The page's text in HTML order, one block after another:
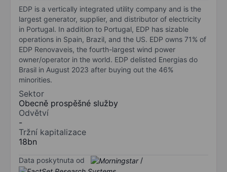
EDP is a vertically integrated utility company and is the
largest generator, supplier, and distributor of electricity
in Portugal. In addition to Portugal, EDP has sizable
operations in Spain, Brazil, and the US. EDP owns 71% of
EDP Renovaveis, the fourth-largest wind power
owner/operator in the world. EDP delisted Energias do
Brasil in August 2023 after buying out the 46%
minorities.
Sektor
Obecně prospěšné služby
Odvětví
-
Tržní kapitalizace
18bn
Data poskytnuta od /